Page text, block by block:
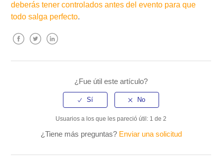
deberás tener controlados antes del evento para que
todo salga perfecto.
¿Fue útil este artículo?
Usuarios a los que les pareció útil: 1 de 2
¿Tiene más preguntas? Enviar una solicitud